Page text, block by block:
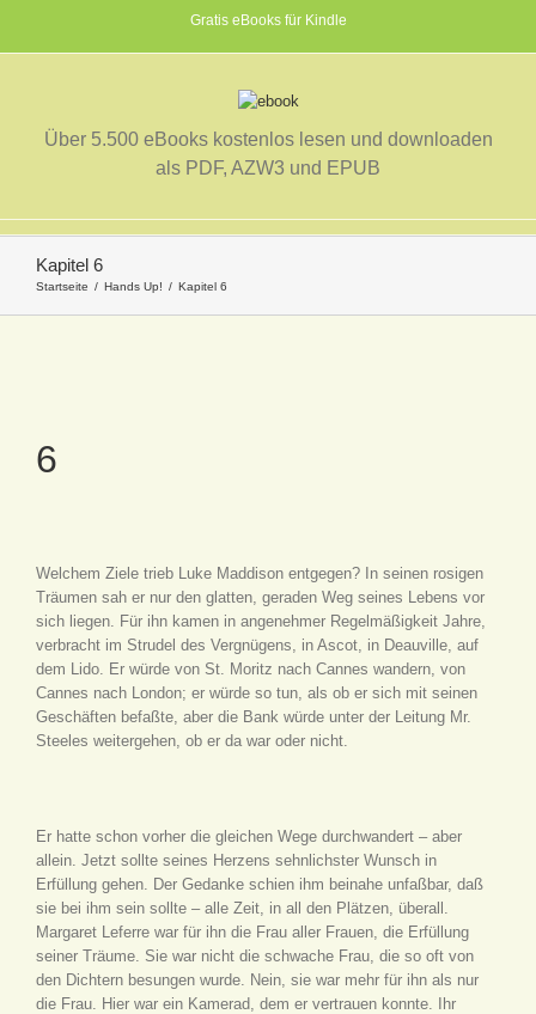
Gratis eBooks für Kindle
Über 5.500 eBooks kostenlos lesen und downloaden
als PDF, AZW3 und EPUB
Kapitel 6
Startseite Hands Up! Kapitel 6
6
Welchem Ziele trieb Luke Maddison entgegen? In seinen rosigen
Träumen sah er nur den glatten, geraden Weg seines Lebens vor
sich liegen. Für ihn kamen in angenehmer Regelmäßigkeit Jahre,
verbracht im Strudel des Vergnügens, in Ascot, in Deauville, auf
dem Lido. Er würde von St. Moritz nach Cannes wandern, von
Cannes nach London; er würde so tun, als ob er sich mit seinen
Geschäften befaßte, aber die Bank würde unter der Leitung Mr.
Steeles weitergehen, ob er da war oder nicht.
Er hatte schon vorher die gleichen Wege durchwandert – aber
allein. Jetzt sollte seines Herzens sehnlichster Wunsch in
Erfüllung gehen. Der Gedanke schien ihm beinahe unfaßbar, daß
sie bei ihm sein sollte – alle Zeit, in all den Plätzen, überall.
Margaret Leferre war für ihn die Frau aller Frauen, die Erfüllung
seiner Träume. Sie war nicht die schwache Frau, die so oft von
den Dichtern besungen wurde. Nein, sie war mehr für ihn als nur
die Frau. Hier war ein Kamerad, dem er vertrauen konnte. Ihr